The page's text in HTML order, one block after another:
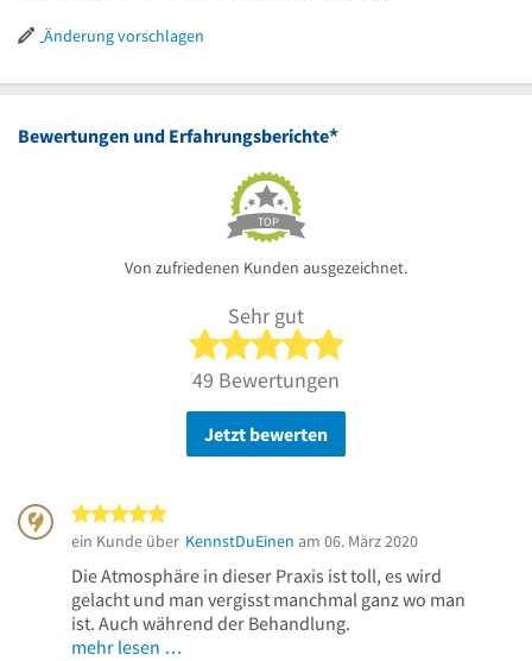
Änderung vorschlagen
Bewertungen und Erfahrungsberichte*
TOP
Von zufriedenen Kunden ausgezeichnet.
Sehr gut
5 von 5 Sternen
49 Bewertungen
Jetzt bewerten
ein Kunde über KennstDuEinen am 06. März 2020
Die Atmosphäre in dieser Praxis ist toll, es wird
gelacht und man vergisst manchmal ganz wo man
ist. Auch während der Behandlung.
mehr lesen …